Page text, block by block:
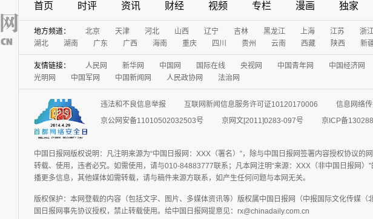
首页 时评 资讯 财经 视频 专栏 漫画 独家
地方频道： 北京 天津 河北 山西 辽宁 吉林 黑龙江 上海 江苏 浙
湖北
湖南 广东 广西 海南 重庆 四川 贵州 云南 西藏 陕西 新
友情链接： 人民网 新华网 中国网 国际在线 央视网 中国青年网 中国经济网
光明网
中国军网 中国新闻网 人民政协网 法治网
违法和不良信息举报 互联网新闻信息服务许可证10120170006
信息网络
京公网安备11010502032503号
京网文[2011]0283-097号 京ICP备
中国日报网版权说明：凡注明来源为“中国日报网：XXX（署名）”，除与中国日报网签署内容授权协议的
转载、使用，违者必究。如需使用，请与010-84883777联系；凡本网注明“来源：XXX（非中国日报网）
播更多信息，其他媒体如需转载，请与稿件来源方联系，如产生任何问题与本网无关。
版权保护：本网登载的内容（包括文字、图片、多媒体资讯等）版权属中国日报网（中报国际文化传媒（
国日报网事先协议授权，禁止转载使用。给中国日报网提意见：rx@chinadaily.com.cn